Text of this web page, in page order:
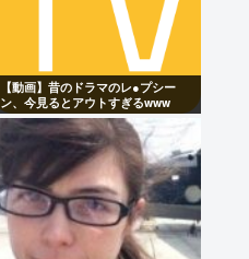
【動画】昔のドラマのレ●プシー
ン、今見るとアウトすぎるwww